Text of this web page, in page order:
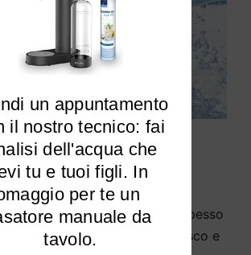
acqua domestici
alle domande che spesso
da diversi utenti di Calendasco e
un appuntamento
dell'acqua che
tu e tuoi figli. In
per te un
manuale da
tavolo.